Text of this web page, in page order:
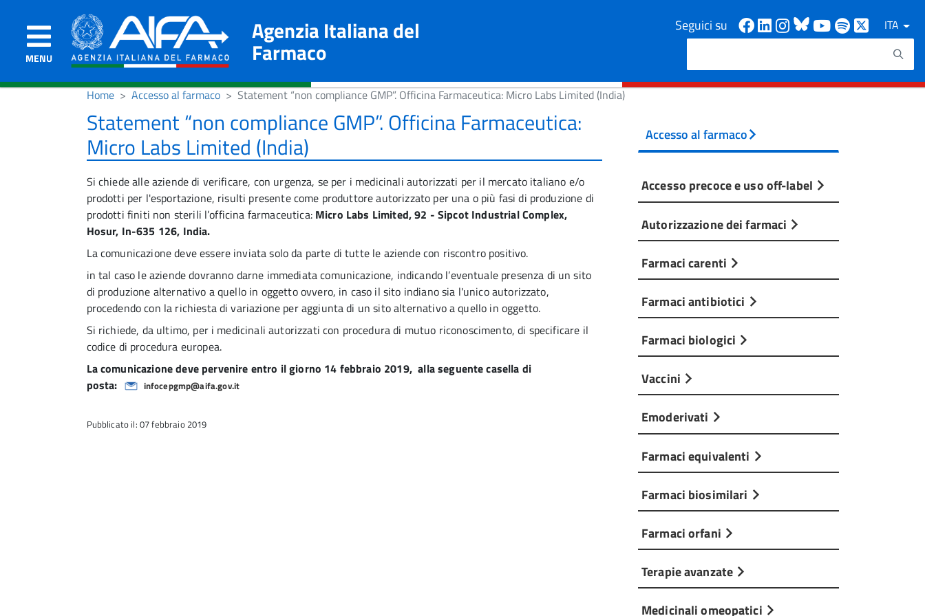
MENU
Agenzia Italiana del
Farmaco
Seguici su Facebook
Linkedin
Instagram
Bluesky
Youtube
Spotify
ITA
Cerca
Home Accesso al farmaco Statement “non compliance GMP”. Officina Farmaceutica: Micro Labs Limited (India)
Statement “non compliance GMP”. Officina Farmaceutica:
Micro Labs Limited (India)
Si chiede alle aziende di verificare, con urgenza, se per i medicinali autorizzati per il mercato italiano e/o
prodotti per l'esportazione, risulti presente come produttore autorizzato per una o più fasi di produzione di
prodotti finiti non sterili l’officina farmaceutica: Micro Labs Limited, 92 - Sipcot Industrial Complex,
Hosur, In-635 126, India.
Lacomunicazione deve essere inviata solo da parte di tutte le aziende con riscontro positivo.
in tal caso le aziende dovranno darne immediata comunicazione, indicando l’eventuale presenza di un sito
di produzione alternativo a quello in oggetto ovvero, in caso il sito indiano sia l'unico autorizzato,
procedendo con la richiesta di variazione per aggiunta di un sito alternativo a quello in oggetto.
Si richiede, da ultimo, per i medicinali autorizzati con procedura di mutuo riconoscimento, di specificare il
codice di procedura europea.
La comunicazione deve pervenire entro il giorno 14 febbraio 2019, alla seguente casella di
posta:
infocepgmp@aifa.gov.it
Pubblicato il: 07 febbraio 2019
Accesso al farmaco
Accesso precoce e uso off-label
Autorizzazione dei farmaci
Farmaci carenti
Farmaci antibiotici
Farmaci biologici
Vaccini
Emoderivati
Farmaci equivalenti
Farmaci biosimilari
Farmaci orfani
Terapie avanzate
Medicinali omeopatici